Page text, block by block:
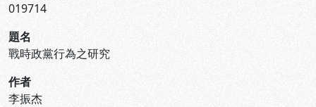
019714
題名
戰時政黨行為之研究
作者
李振杰